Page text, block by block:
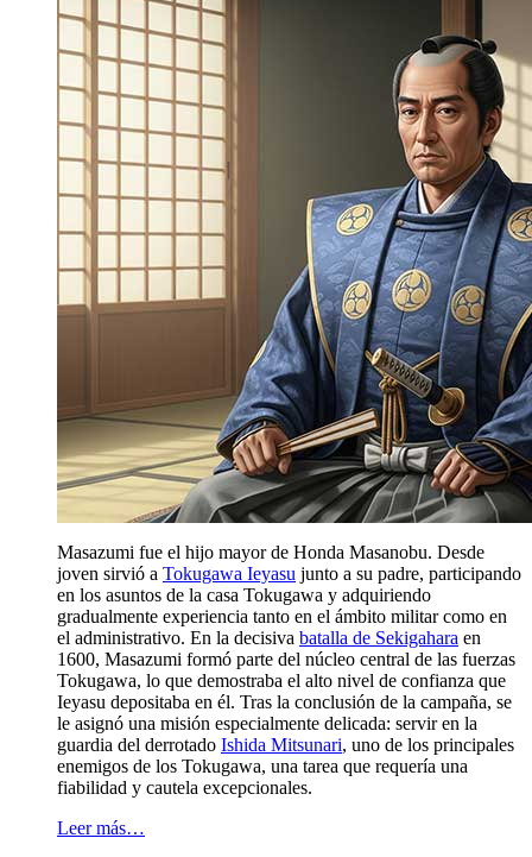
Masazumi fue el hijo mayor de Honda Masanobu. Desde
joven sirvió a Tokugawa Ieyasu junto a su padre, participando
en los asuntos de la casa Tokugawa y adquiriendo
gradualmente experiencia tanto en el ámbito militar como en
el administrativo. En la decisiva batalla de Sekigahara en
1600, Masazumi formó parte del núcleo central de las fuerzas
Tokugawa, lo que demostraba el alto nivel de confianza que
Ieyasu depositaba en él. Tras la conclusión de la campaña, se
le asignó una misión especialmente delicada: servir en la
guardia del derrotado Ishida Mitsunari, uno de los principales
enemigos de los Tokugawa, una tarea que requería una
fiabilidad y cautela excepcionales.
Leer más…